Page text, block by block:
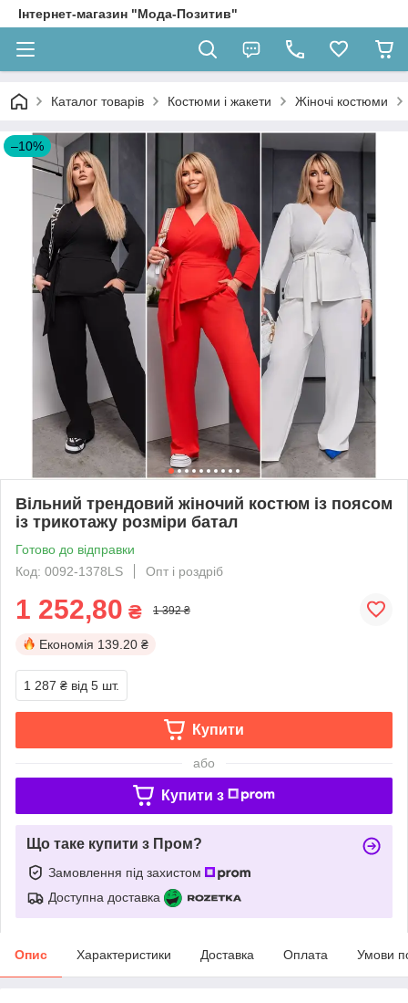
Інтернет-магазин "Мода-Позитив"
Каталог товарів Костюми і жакети Жіночі костюми
–10%
Вільний трендовий жіночий костюм із поясом
із трикотажу розміри батал
Готово до відправки
Код: 0092-1378LS
Опт і роздріб
1 252,80 ₴ 1 392 ₴
Економія 139.20 ₴
1 287 ₴ від 5 шт.
Купити
або
Купити з
Що таке купити з Пром?
Замовлення під захистом
Доступна доставка
Опис Характеристики Доставка Оплата Умови